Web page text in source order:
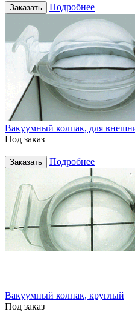
Заказать Подробнее
Вакуумный колпак, для
Под заказ
Заказать Подробнее
Вакуумный колпак, круглый
Под заказ